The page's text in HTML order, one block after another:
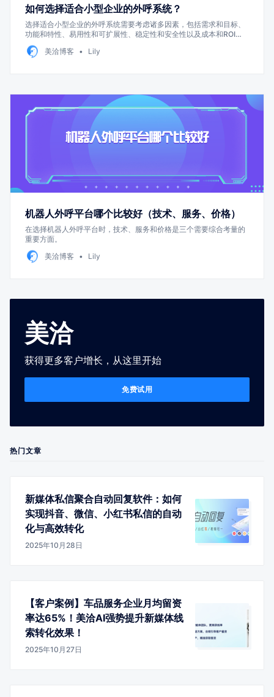
如何选择适合小型企业的外呼系统？
选择适合小型企业的外呼系统需要考虑诸多因素，包括需求和目标、
功能和特性、易用性和可扩展性、稳定性和安全性以及成本和ROI
等。
美洽博客
Lily
机器人外呼平台哪个比较好（技术、服务、价格）
在选择机器人外呼平台时，技术、服务和价格是三个需要综合考量的
重要方面。
美洽博客
Lily
美洽
获得更多客户增长，从这里开始
免费试用
热门文章
新媒体私信聚合自动回复软件：如何
实现抖音、微信、小红书私信的自动
化与高效转化
2025年10月28日
【客户案例】车品服务企业月均留资
率达65%！美洽AI强势提升新媒体线
索转化效果！
2025年10月27日